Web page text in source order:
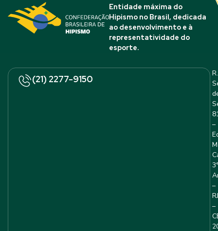
Entidade máxima do
Hipismo no Brasil, dedicada
ao desenvolvimento e à
representatividade do
esporte.
(21) 2277-9150
R.
–
–
RJ
–